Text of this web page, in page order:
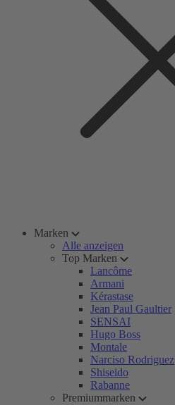
Marken
Alle anzeigen
Top Marken
Lancôme
Armani
Kérastase
Jean Paul Gaultier
SENSAI
Hugo Boss
Montale
Narciso Rodriguez
Shiseido
Rabanne
Premiummarken